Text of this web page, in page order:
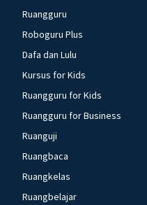
Ruangguru
Roboguru Plus
Dafa dan Lulu
Kursus for Kids
Ruangguru for Kids
Ruangguru for Business
Ruanguji
Ruangbaca
Ruangkelas
Ruangbelajar